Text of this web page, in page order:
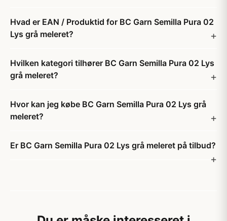
Hvad er EAN / Produktid for BC Garn Semilla Pura 02
Lys grå meleret?
Hvilken kategori tilhører BC Garn Semilla Pura 02 Lys
grå meleret?
Hvor kan jeg købe BC Garn Semilla Pura 02 Lys grå
meleret?
Er BC Garn Semilla Pura 02 Lys grå meleret på tilbud?